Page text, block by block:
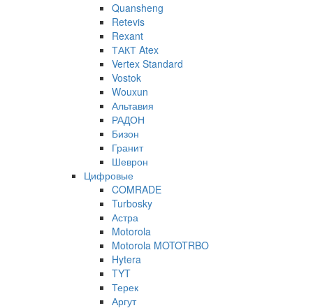
Quansheng
Retevis
Rexant
ТАКТ Atex
Vertex Standard
Vostok
Wouxun
Альтавия
РАДОН
Бизон
Гранит
Шеврон
Цифровые
COMRADE
Turbosky
Астра
Motorola
Motorola MOTOTRBO
Hytera
TYT
Терек
Аргут